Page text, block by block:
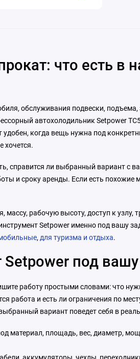
что есть в
обслуживания подвески,
автохолодильник Setpower
когда вещь нужна под
хочется.
справится ли выбранный вариант с
и сроку аренды. Если есть похожие
рабочую высоту, доступ к узлу,
Setpower именно под вашу
,для туризма и отдыха.
под
работу простыми словами: что
работа и есть ли ограничения по
вариант поведет себя в
материал, площадь, вес, диаметр,